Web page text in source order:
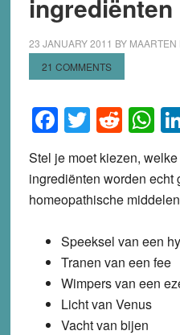
ingrediënten
23 JANUARY 2011 BY MAARTEN
21 COMMENTS
Facebook
Twitter
Stel je moet kiezen,
ingrediënten worden echt
homeopathische
Speeksel van een
Tranen van een fee
Wimpers van een
Licht van Venus
Vacht van bijen